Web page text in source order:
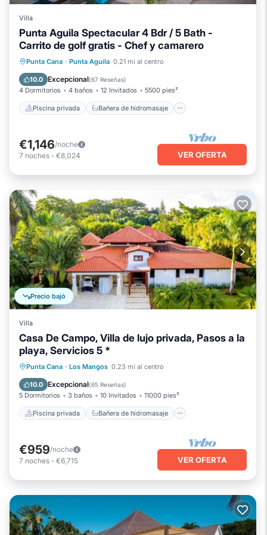
Villa
Punta Aguila Spectacular 4 Bdr / 5 Bath -
Carrito de golf gratis - Chef y camarero
Punta Cana · Punta Aguila 0.21 mi al centro
10.0 Excepcional(67 Reseñas)
4 Dormitorios 4 baños 12 Invitados 5500 pies²
Piscina privada Bañera de hidromasaje
Piscina privada
Bañera de hidromasaje
Piscina
Balcón/Terraza
€1,146/noche
7 noches - €8,024 VER OFERTA
Precio bajó
Villa
Casa De Campo, Villa de lujo privada, Pasos a la
playa, Servicios 5 *
Punta Cana · Los Mangos 0.23 mi al centro
10.0 Excepcional(65 Reseñas)
5 Dormitorios 3 baños 10 Invitados 11000 pies²
Piscina privada Bañera de hidromasaje
Piscina privada
Bañera de hidromasaje
Spa
Piscina
€959/noche
7 noches - €6,715 VER OFERTA